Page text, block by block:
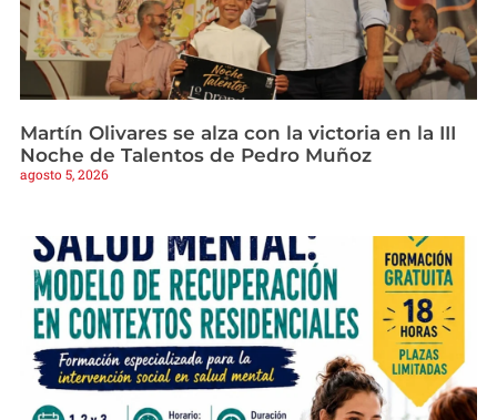
Martín Olivares se alza con la victoria en la III
Noche de Talentos de Pedro Muñoz
agosto 5, 2026